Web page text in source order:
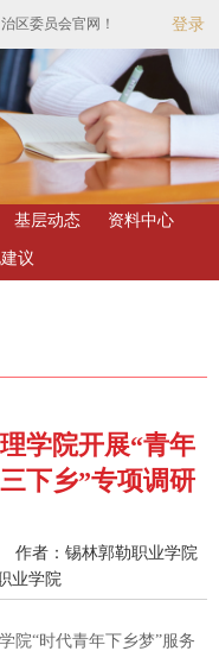
区委员会官网！ 登录
基层动态 资料中心
议
学院开展“青年
下乡”专项调研
作者：锡林郭勒职业学院
业学院
院“时代青年下乡梦”服务